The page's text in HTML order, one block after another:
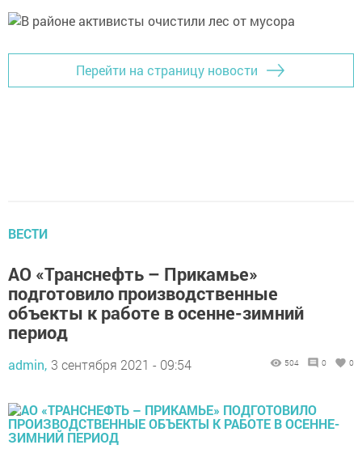
Перейти на страницу новости
ВЕСТИ
АО «Транснефть – Прикамье»
подготовило производственные
объекты к работе в осенне-зимний
период
admin, 3 сентября 2021 - 09:54 504 0 0